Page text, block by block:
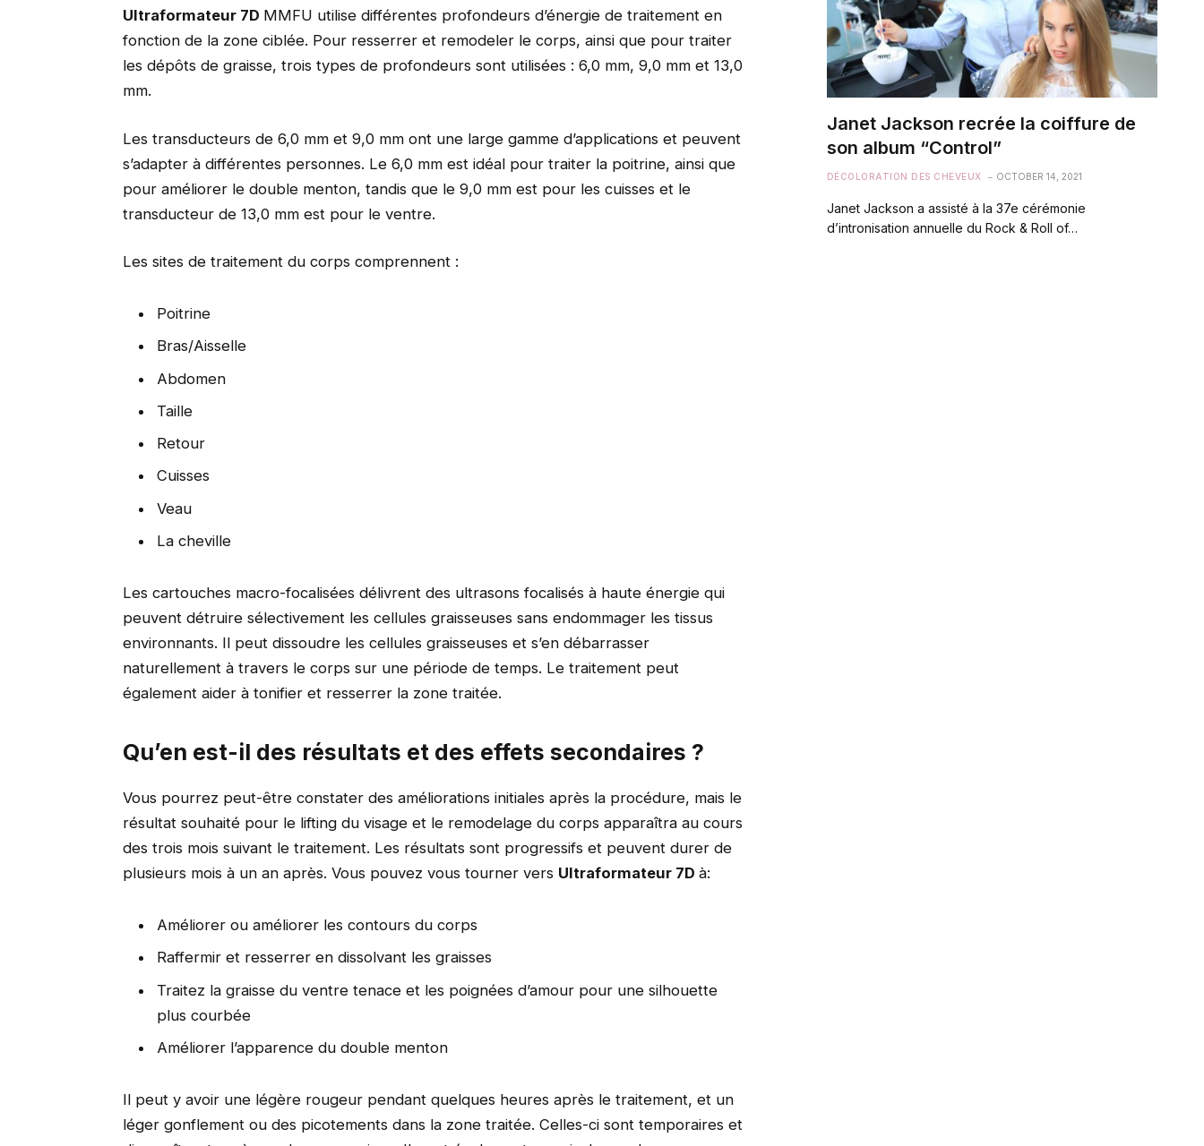
Ultraformateur 7D MMFU utilise différentes profondeurs d’énergie de traitement en
fonction de la zone ciblée. Pour resserrer et remodeler le corps, ainsi que pour traiter
les dépôts de graisse, trois types de profondeurs sont utilisées : 6,0 mm, 9,0 mm et 13,0
mm.
Les transducteurs de 6,0 mm et 9,0 mm ont une large gamme d’applications et peuvent
s’adapter à différentes personnes. Le 6,0 mm est idéal pour traiter la poitrine, ainsi que
pour améliorer le double menton, tandis que le 9,0 mm est pour les cuisses et le
transducteur de 13,0 mm est pour le ventre.
Les sites de traitement du corps comprennent :
Poitrine
Bras/Aisselle
Abdomen
Taille
Retour
Cuisses
Veau
La cheville
Les cartouches macro-focalisées délivrent des ultrasons focalisés à haute énergie qui
peuvent détruire sélectivement les cellules graisseuses sans endommager les tissus
environnants. Il peut dissoudre les cellules graisseuses et s’en débarrasser
naturellement à travers le corps sur une période de temps. Le traitement peut
également aider à tonifier et resserrer la zone traitée.
Qu’en est-il des résultats et des effets secondaires ?
Vous pourrez peut-être constater des améliorations initiales après la procédure, mais le
résultat souhaité pour le lifting du visage et le remodelage du corps apparaîtra au cours
des trois mois suivant le traitement. Les résultats sont progressifs et peuvent durer de
plusieurs mois à un an après. Vous pouvez vous tourner vers Ultraformateur 7D à:
Améliorer ou améliorer les contours du corps
Raffermir et resserrer en dissolvant les graisses
Traitez la graisse du ventre tenace et les poignées d’amour pour une silhouette
plus courbée
Améliorer l’apparence du double menton
Il peut y avoir une légère rougeur pendant quelques heures après le traitement, et un
léger gonflement ou des picotements dans la zone traitée. Celles-ci sont temporaires et
Janet Jackson recrée la coiffure de
son album “Control”
DÉCOLORATION DES CHEVEUX OCTOBER 14, 2021
Janet Jackson a assisté à la 37e cérémonie
d’intronisation annuelle du Rock & Roll of…